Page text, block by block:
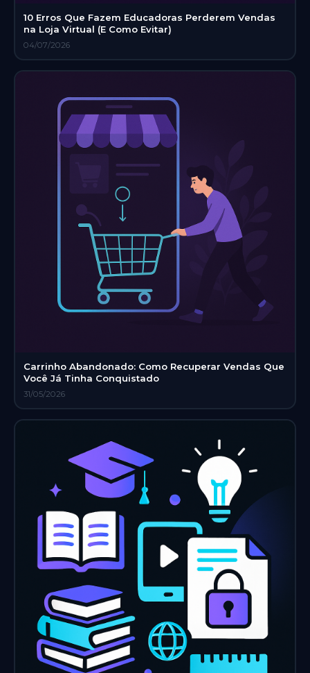
10 Erros Que Fazem Educadoras Perderem Vendas
na Loja Virtual (E Como Evitar)
04/07/2026
Carrinho Abandonado: Como Recuperar Vendas Que
Você Já Tinha Conquistado
31/05/2026